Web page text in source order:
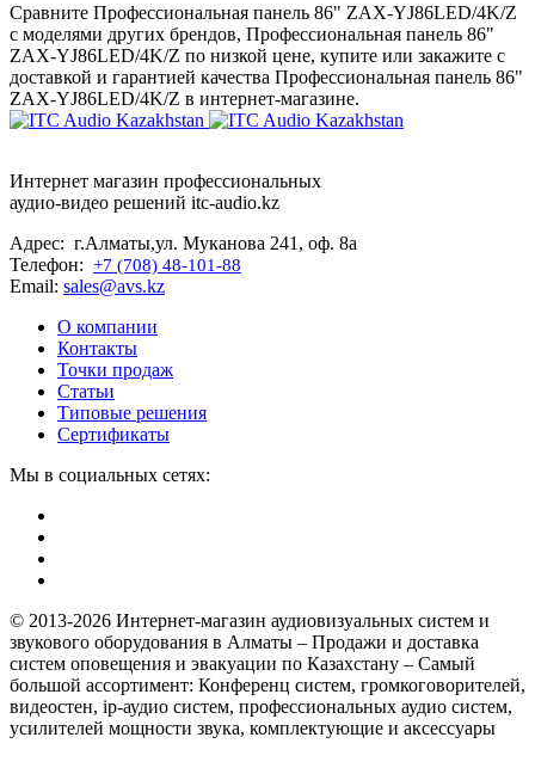
Сравните Профессиональная панель 86" ZAX-YJ86LED/4K/Z
с моделями других брендов, Профессиональная панель 86"
ZAX-YJ86LED/4K/Z по низкой цене, купите или закажите с
доставкой и гарантией качества Профессиональная панель 86"
ZAX-YJ86LED/4K/Z в интернет-магазине.
Интернет магазин профессиональных
аудио-видео решений itc-audio.kz
Адрес: г.Алматы,ул. Муканова 241, оф. 8а
Телефон: +7 (708) 48-101-88
Email: sales@avs.kz
О компании
Контакты
Точки продаж
Статьи
Типовые решения
Сертификаты
Мы в социальных сетях:
© 2013-2026 Интернет-магазин аудиовизуальных систем и
звукового оборудования в Алматы – Продажи и доставка
систем оповещения и эвакуации по Казахстану – Самый
большой ассортимент: Конференц систем, громкоговорителей,
видеостен, ip-аудио систем, профессиональных аудио систем,
усилителей мощности звука, комплектующие и аксессуары